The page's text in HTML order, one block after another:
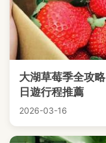
大湖草莓季全攻
日遊行程推薦
2026-03-16